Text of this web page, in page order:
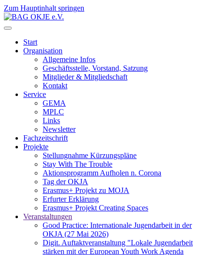
Zum Hauptinhalt springen
Start
Organisation
Allgemeine Infos
Geschäftsstelle, Vorstand, Satzung
Mitglieder & Mitgliedschaft
Kontakt
Service
GEMA
MPLC
Links
Newsletter
Fachzeitschrift
Projekte
Stellungnahme Kürzungspläne
Stay With The Trouble
Aktionsprogramm Aufholen n. Corona
Tag der OKJA
Erasmus+ Projekt zu MOJA
Erfurter Erklärung
Erasmus+ Projekt Creating Spaces
Veranstaltungen
Good Practice: Internationale Jugendarbeit in der
OKJA (27 Mai 2026)
Digit. Auftaktveranstaltung "Lokale Jugendarbeit
stärken mit der European Youth Work Agenda